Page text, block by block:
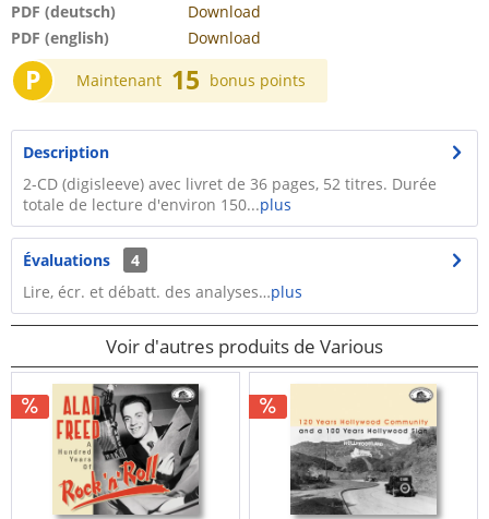
PDF (deutsch)
Download
PDF (english)
Download
P Maintenant 15 bonus points
Description
2-CD (digisleeve) avec livret de 36 pages, 52 titres. Durée
totale de lecture d'environ 150...plus
Évaluations
4
Lire, écr. et débatt. des analyses…plus
Voir d'autres produits de Various